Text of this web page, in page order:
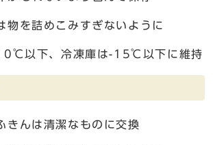
物を詰めこみすぎないように
以下、冷凍庫は-15℃以下に維持
きんは清潔なものに交換